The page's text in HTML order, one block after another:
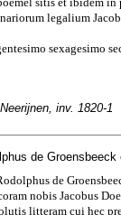
legalium
sexagesimo
inv. 1820-1
de
de
nobis Jacobus
litteram cui hec